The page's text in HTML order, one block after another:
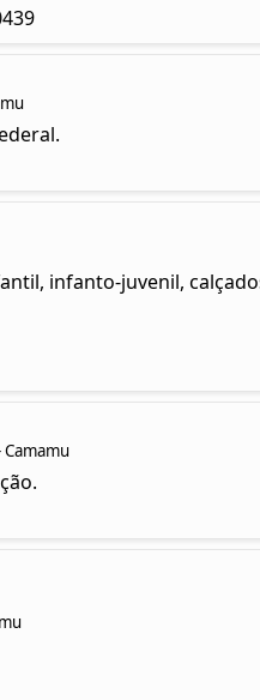
infanto-juvenil,
Camamu